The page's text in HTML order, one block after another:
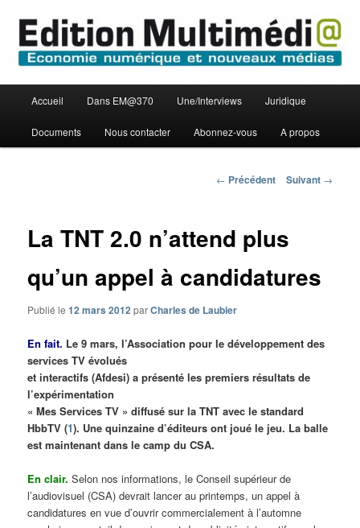
contenu
principalEdition Multimédi@
principal
Accueil Dans EM@370 Une/Interviews Juridique
Documents Nous contacter Abonnez-vous A propos
Navigation
← Précédent Suivant →
La TNT 2.0 n’attend plus
qu’un appel à candidatures
Publié le12 mars 2012parCharles de Laubier
En fait. Le 9 mars, l’Association pour le développement des
services TV évolués
et interactifs (Afdesi) a présenté les premiers résultats de
l’expérimentation
« Mes Services TV » diffusé sur la TNT avec le standard
HbbTV (1). Une quinzaine d’éditeurs ont joué le jeu. La balle
est maintenant dans le camp du CSA.
En clair. Selon nos informations, le Conseil supérieur de
l’audiovisuel (CSA) devrait lancer au printemps, un appel à
candidatures en vue d’ouvrir commercialement à l’automne